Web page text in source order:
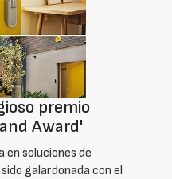
premio
Award'
en soluciones de
galardonada con el